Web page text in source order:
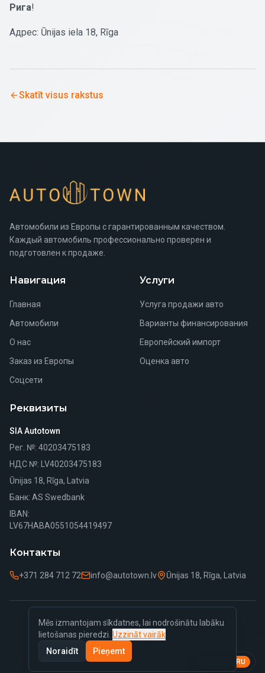
Рига!
Адрес: Ūnijas iela 18, Rīga
Skatīt visus rakstus
Автомобили из Европы с гарантированным качеством.
Каждый автомобиль профессионально проверен и
подготовлен к продаже.
Навигация
Главная
Автомобили
О нас
Заказ из Европы
Соцсети
Услуги
Услуга продажи авто
Варианты финансирования
Европейский импорт
Оценка авто
Реквизиты
SIA Autotown
Рег. №: 40203475183
НДС №: LV40203475183
Ūnijas 18, Rīga, Latvia
Банк: AS Swedbank
IBAN:
LV67HABA0551054419497
Контакты
+371 284 712 72 info@autotown.lv Ūnijas 18, Rīga, Latvia
©2026Autotown.Все права защищены.
Политика конфиденциальностиПолитика cookies
RU
Mēs izmantojam sīkdatnes, lai nodrošinātu labāku
lietošanas pieredzi. Uzzināt vairāk
Noraidīt
Pieņemt